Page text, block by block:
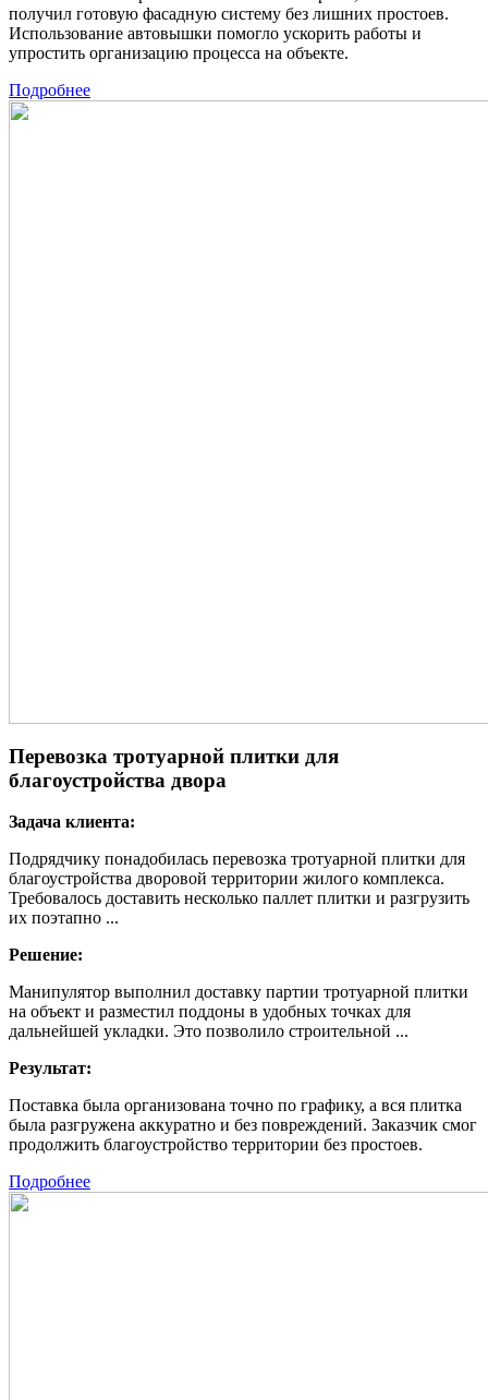
получил готовую фасадную систему без лишних простоев.
Использование автовышки помогло ускорить работы и
упростить организацию процесса на объекте.
Подробнее
Перевозка тротуарной плитки для
благоустройства двора
Задача клиента:
Подрядчику понадобилась перевозка тротуарной плитки для
благоустройства дворовой территории жилого комплекса.
Требовалось доставить несколько паллет плитки и разгрузить
их поэтапно ...
Решение:
Манипулятор выполнил доставку партии тротуарной плитки
на объект и разместил поддоны в удобных точках для
дальнейшей укладки. Это позволило строительной ...
Результат:
Поставка была организована точно по графику, а вся плитка
была разгружена аккуратно и без повреждений. Заказчик смог
продолжить благоустройство территории без простоев.
Подробнее